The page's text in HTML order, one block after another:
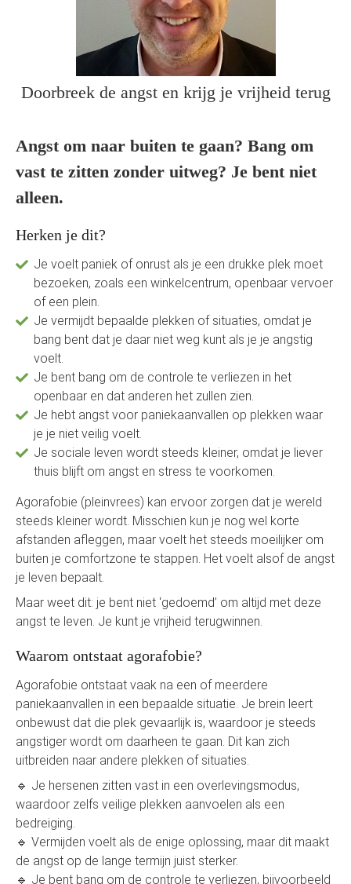
Doorbreek de angst en krijg je vrijheid terug
Angst om naar buiten te gaan? Bang om
vast te zitten zonder uitweg? Je bent niet
alleen.
Herken je dit?
Je voelt paniek of onrust als je een drukke plek moet
bezoeken, zoals een winkelcentrum, openbaar vervoer
of een plein.
Je vermijdt bepaalde plekken of situaties, omdat je
bang bent dat je daar niet weg kunt als je je angstig
voelt.
Je bent bang om de controle te verliezen in het
openbaar en dat anderen het zullen zien.
Je hebt angst voor paniekaanvallen op plekken waar
je je niet veilig voelt.
Je sociale leven wordt steeds kleiner, omdat je liever
thuis blijft om angst en stress te voorkomen.
Agorafobie (pleinvrees) kan ervoor zorgen dat je wereld
steeds kleiner wordt. Misschien kun je nog wel korte
afstanden afleggen, maar voelt het steeds moeilijker om
buiten je comfortzone te stappen. Het voelt alsof de angst
je leven bepaalt.
Maar weet dit: je bent niet ‘gedoemd’ om altijd met deze
angst te leven. Je kunt je vrijheid terugwinnen.
Waarom ontstaat agorafobie?
Agorafobie ontstaat vaak na een of meerdere
paniekaanvallen in een bepaalde situatie. Je brein leert
onbewust dat die plek gevaarlijk is, waardoor je steeds
angstiger wordt om daarheen te gaan. Dit kan zich
uitbreiden naar andere plekken of situaties.
🔹 Je hersenen zitten vast in een overlevingsmodus,
waardoor zelfs veilige plekken aanvoelen als een
bedreiging.
🔹 Vermijden voelt als de enige oplossing, maar dit maakt
de angst op de lange termijn juist sterker.
🔹 Je bent bang om de controle te verliezen, bijvoorbeeld
om
te
over
op
gebruikt
te
Hierdoor
website-
van